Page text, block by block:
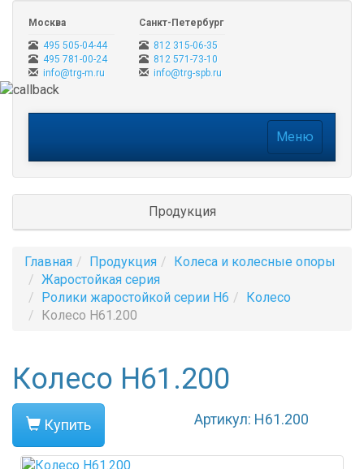
Москва
495 505-04-44
495 781-00-24
info@trg-m.ru
Санкт-Петербург
812 315-06-35
812 571-73-10
info@trg-spb.ru
Меню
Продукция
Главная Продукция
Колеса и колесные опоры
Жаростойкая серия
Ролики жаростойкой серии H6
Колесо
Колесо H61.200
Колесо H61.200
Купить Артикул: H61.200